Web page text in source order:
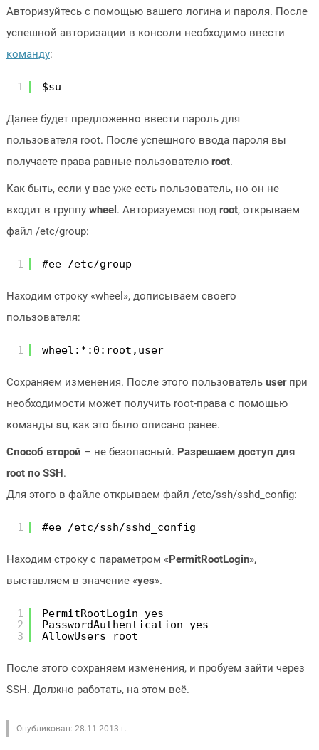
Авторизуйтесь с помощью вашего логина и пароля. После
успешной авторизации в консоли необходимо ввести
команду:
1 $su
Далее будет предложенно ввести пароль для
пользователя root. После успешного ввода пароля вы
получаете права равные пользователю root.
Как быть, если у вас уже есть пользователь, но он не
входит в группу wheel . Авторизуемся под root, открываем
файл /etc/group:
1 #ee /etc/group
Находим строку «wheel», дописываем своего
пользователя:
1 wheel:*:0:root,user
Сохраняем изменения. После этого пользователь userпри
необходимости может получить root-права с помощью
команды su, как это было описано ранее.
Способ второй – не безопасный. Разрешаем доступ для
root по SSH.
Для этого в файле открываем файл /etc/ssh/sshd_config:
1 #ee /etc/ssh/sshd_config
Находим строку с параметром «PermitRootLogin»,
выставляем в значение «yes».
1
2
3
PermitRootLogin yes
PasswordAuthentication yes
AllowUsers root
После этого сохраняем изменения, и пробуем зайти через
SSH. Должно работать, на этом всё.
Опубликован: 28.11.2013 г.